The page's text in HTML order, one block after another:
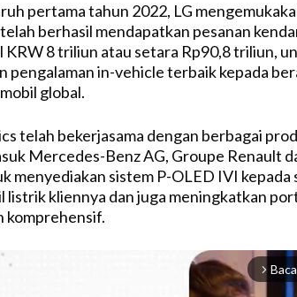
pertama tahun 2022, LG
berhasil mendapatkan pesanan
KRW 8 triliun atau setara Rp90,8 triliun,
pengalaman in-vehicle terbaik kepada
global.
telah bekerjasama dengan berbagai
Mercedes-Benz AG, Groupe Renault
menyediakan sistem P-OLED IVI kepada
listrik kliennya dan juga meningkatkan
komprehensif.
arrow_forward_ios